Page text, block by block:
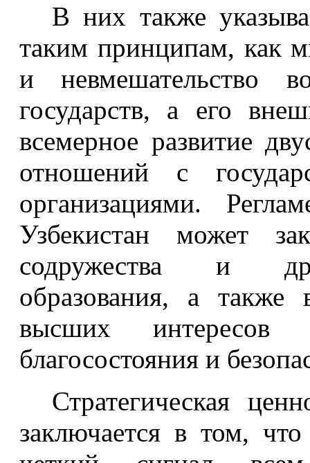
В них также
таким принципам, как
и невмешательство
государств, а его
всемерное развитие
отношений с
организациями.
Узбекистан может
содружества и
образования, а
высших интересов
благосостояния и
Стратегическая
заключается в том,